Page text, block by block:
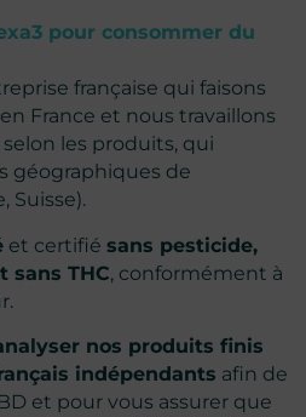
pour consommer du
française qui faisons
France et nous travaillons
les produits, qui
géographiques de
Suisse).
et certifiésans pesticide,
sans THC, conformément à
nos produits finis
indépendants afin de
et pour vous assurer que